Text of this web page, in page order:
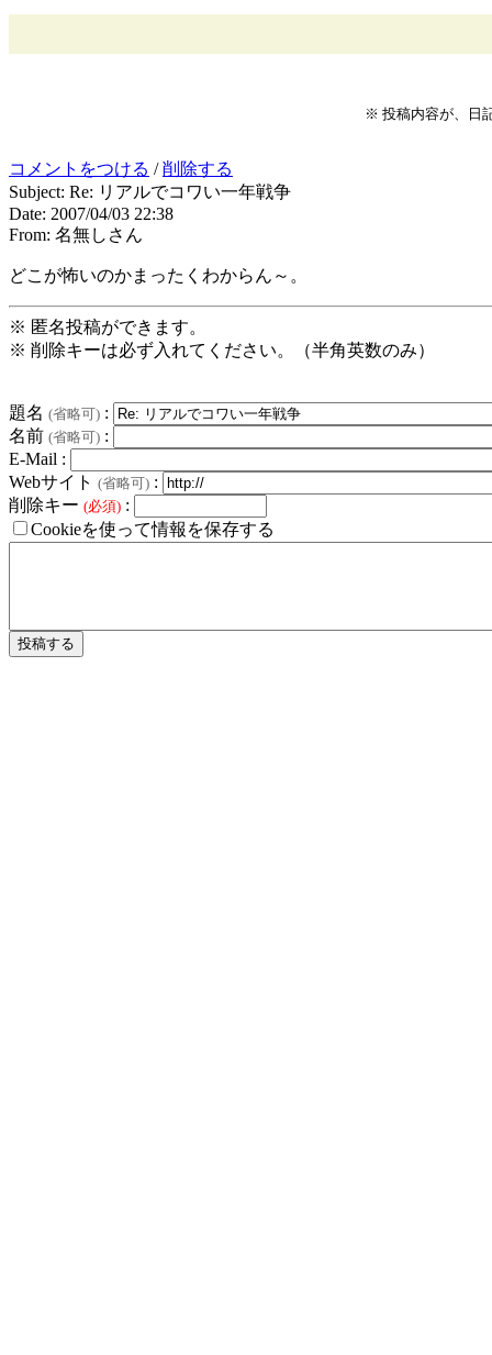
※ 投稿内容が、日
コメントをつける /削除する
Subject: Re: リアルでコワい一年戦争
Date: 2007/04/03 22:38
From: 名無しさん
どこが怖いのかまったくわからん～。
※ 匿名投稿ができます。
※ 削除キーは必ず入れてください。（半角英数のみ）
題名 (省略可) :
名前 (省略可) :
E-Mail :
Webサイト (省略可) :
削除キー (必須) :
Cookieを使って情報を保存する